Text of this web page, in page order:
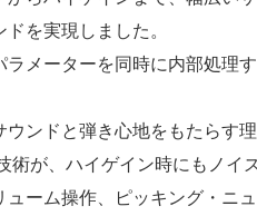
を実現しました。
ラメーターを同時に内部処理
ウンドと弾き心地をもたらす
術が、ハイゲイン時にもノ
ューム操作、ピッキング・ニ